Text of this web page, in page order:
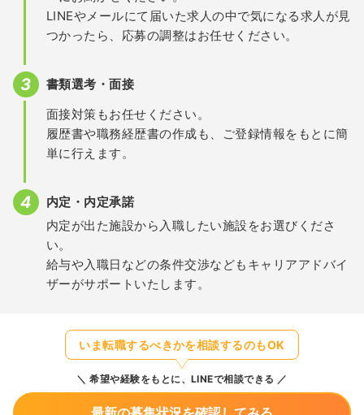
LINEやメールにて届いた求人の中で気になる求人が見
つかったら、応募の調整はお任せください。
書類選考・面接
面接対策もお任せください。
履歴書や職務経歴書の作成も、ご登録情報をもとに簡
単に行えます。
内定・内定承諾
内定が出た施設から入職したい施設をお選びくださ
い。
給与や入職日などの条件交渉などもキャリアアドバイ
ザーがサポートいたします。
いま転職するべきかを相談するのもOK
希望や経験をもとに、LINEで相談できる